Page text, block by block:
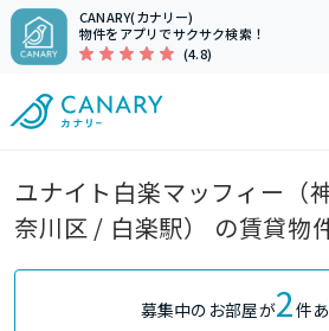
CANARY(カナリー)
物件をアプリでサクサク検索！
(4.8)
ユナイト白楽マッフィー（
奈川区 / 白楽駅） の賃貸物
募集中のお部屋が2件